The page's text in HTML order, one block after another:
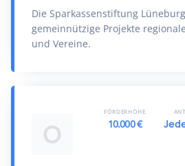
Die Sparkassenstiftung
gemeinnützige Projekte
und Vereine.
O
FÖRDERHÖHE
10.000 €